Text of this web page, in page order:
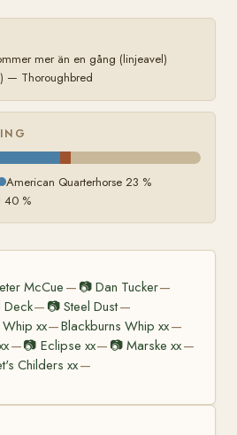
mer än en gång (linjeavel)
— Thoroughbred
American Quarterhorse 23 %
40 %
McCue — 📷 Dan Tucker—
— 📷Steel Dust—
xx—Blackburns Whip xx—
—📷 Eclipse xx— 📷Marske xx—
Childers xx—